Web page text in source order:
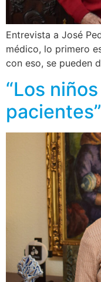
Entrevista a José
médico, lo primero
con eso, se pueden
“Los
pacientes”